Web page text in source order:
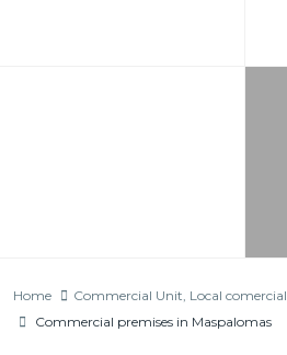
Home Commercial Unit, Local comercial
Commercial premises in Maspalomas